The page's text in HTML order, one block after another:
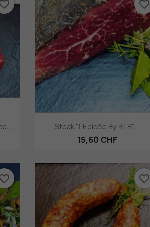
Aperçu rapide
Steak "L'Epicée By BTB"...
15,60 CHF
favorite_border
favorite_border